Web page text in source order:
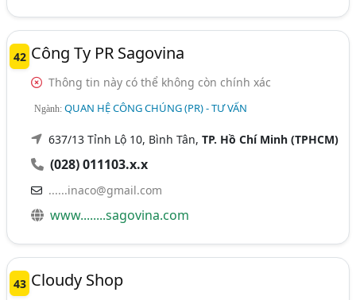
42 Công Ty PR Sagovina
Thông tin này có thể không còn chính xác
Ngành:QUAN HỆ CÔNG CHÚNG (PR) - TƯ VẤN
637/13 Tỉnh Lộ 10, Bình Tân,TP. Hồ Chí Minh (TPHCM)
(028) 011103.x.x
......inaco@gmail.com
www........sagovina.com
43 Cloudy Shop